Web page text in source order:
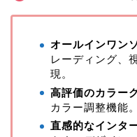
オールインワン
レーディング、
現。
高評価のカラー
カラー調整機能。
直感的なインタ